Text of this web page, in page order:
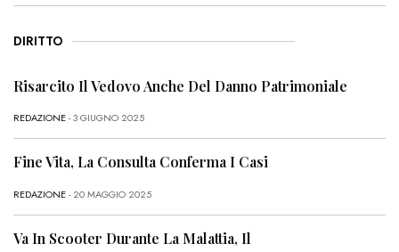
DIRITTO
Risarcito Il Vedovo Anche Del Danno Patrimoniale
REDAZIONE- 3 GIUGNO 2025
Fine Vita, La Consulta Conferma I Casi
REDAZIONE- 20 MAGGIO 2025
Va In Scooter Durante La Malattia, Il